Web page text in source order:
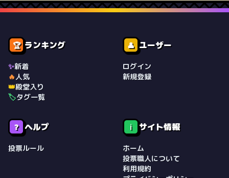
🏆 ランキング
✨新着
🔥人気
👑殿堂入り
🏷️タグ一覧
👤 ユーザー
ログイン
新規登録
❓ ヘルプ
投票ルール
ℹ️ サイト情報
ホーム
投票職人について
利用規約